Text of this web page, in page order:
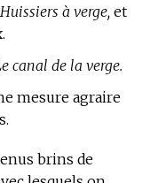
Huissiers à verge, et
canal de la verge.
mesure agraire
brins de